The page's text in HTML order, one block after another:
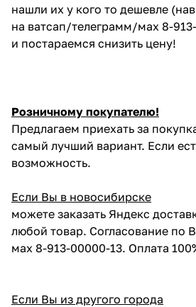
нашли их у кого то дешевле
на ватсап/телеграмм/мах 8-
и постараемся снизить цену!
Розничному покупателю!
Предлагаем приехать за
самый лучший вариант. Если
возможность.
Если Вы в новосибирске
можете заказать Яндекс
любой товар. Согласование по
мах 8-913-00000-13. Оплата
Если Вы из другого города